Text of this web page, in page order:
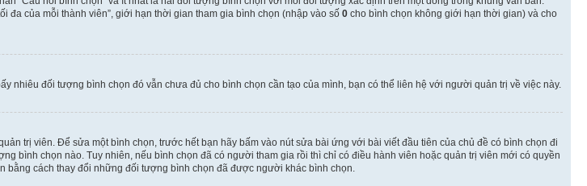
đa của mỗi thành viên”, giới hạn thời gian tham gia bình chọn (nhập vào số 0 cho bình chọn không giới hạn thời gian) và cho
đối tượng bình chọn đó vẫn chưa đủ cho bình chọn cần tạo của mình, bạn có thể liên hệ với người quản trị về việc này.
trị viên. Để sửa một bình chọn, trước hết bạn hãy bấm vào nút sửa bài ứng với bài viết đầu tiên của chủ đề có bình chọn đi
bình chọn nào. Tuy nhiên, nếu bình chọn đã có người tham gia rồi thì chỉ có điều hành viên hoặc quản trị viên mới có quyền
cách thay đổi những đối tượng bình chọn đã được người khác bình chọn.